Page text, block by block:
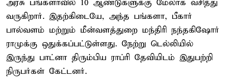
அரசு பங்களாவில் 10 ஆண்டுகளுக்கு மேலாக வசித்து
வருகிறார். இதற்கிடையே, அந்த பங்களா, பீகார்
பால்வளம் மற்றும் மீன்வளத்துறை மந்திரி நந்தகிஷோர்
ராமுக்கு ஒதுக்கப்பட்டுள்ளது. நேற்று டெல்லியில்
இருந்து பாட்னா திரும்பிய ராப்ரி தேவியிடம் இதுபற்றி
நிருபர்கள் கேட்டனர்.